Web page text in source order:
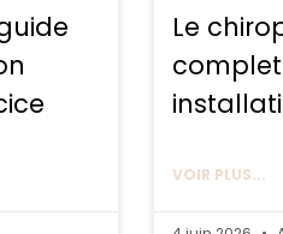
Le
VOIR PLUS...